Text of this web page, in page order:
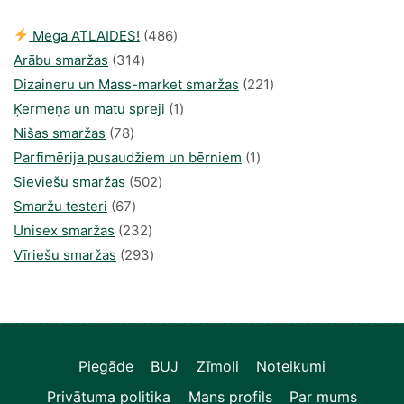
Mega ATLAIDES! 486486
Arābu smaržas 314314
produkti
Dizaineru un Mass-market smaržas 221221
Ķermeņa un matu spreji 11
Nišas smaržas 7878
produkts
Parfimērija pusaudžiem un bērniem 11
Sieviešu smaržas 502502
Smaržu testeri 6767
produkts
Unisex smaržas 232232
produkts
Vīriešu smaržas 293293
Piegāde BUJ Zīmoli
Noteikumi
Privātuma politika
Mans profils Par mums